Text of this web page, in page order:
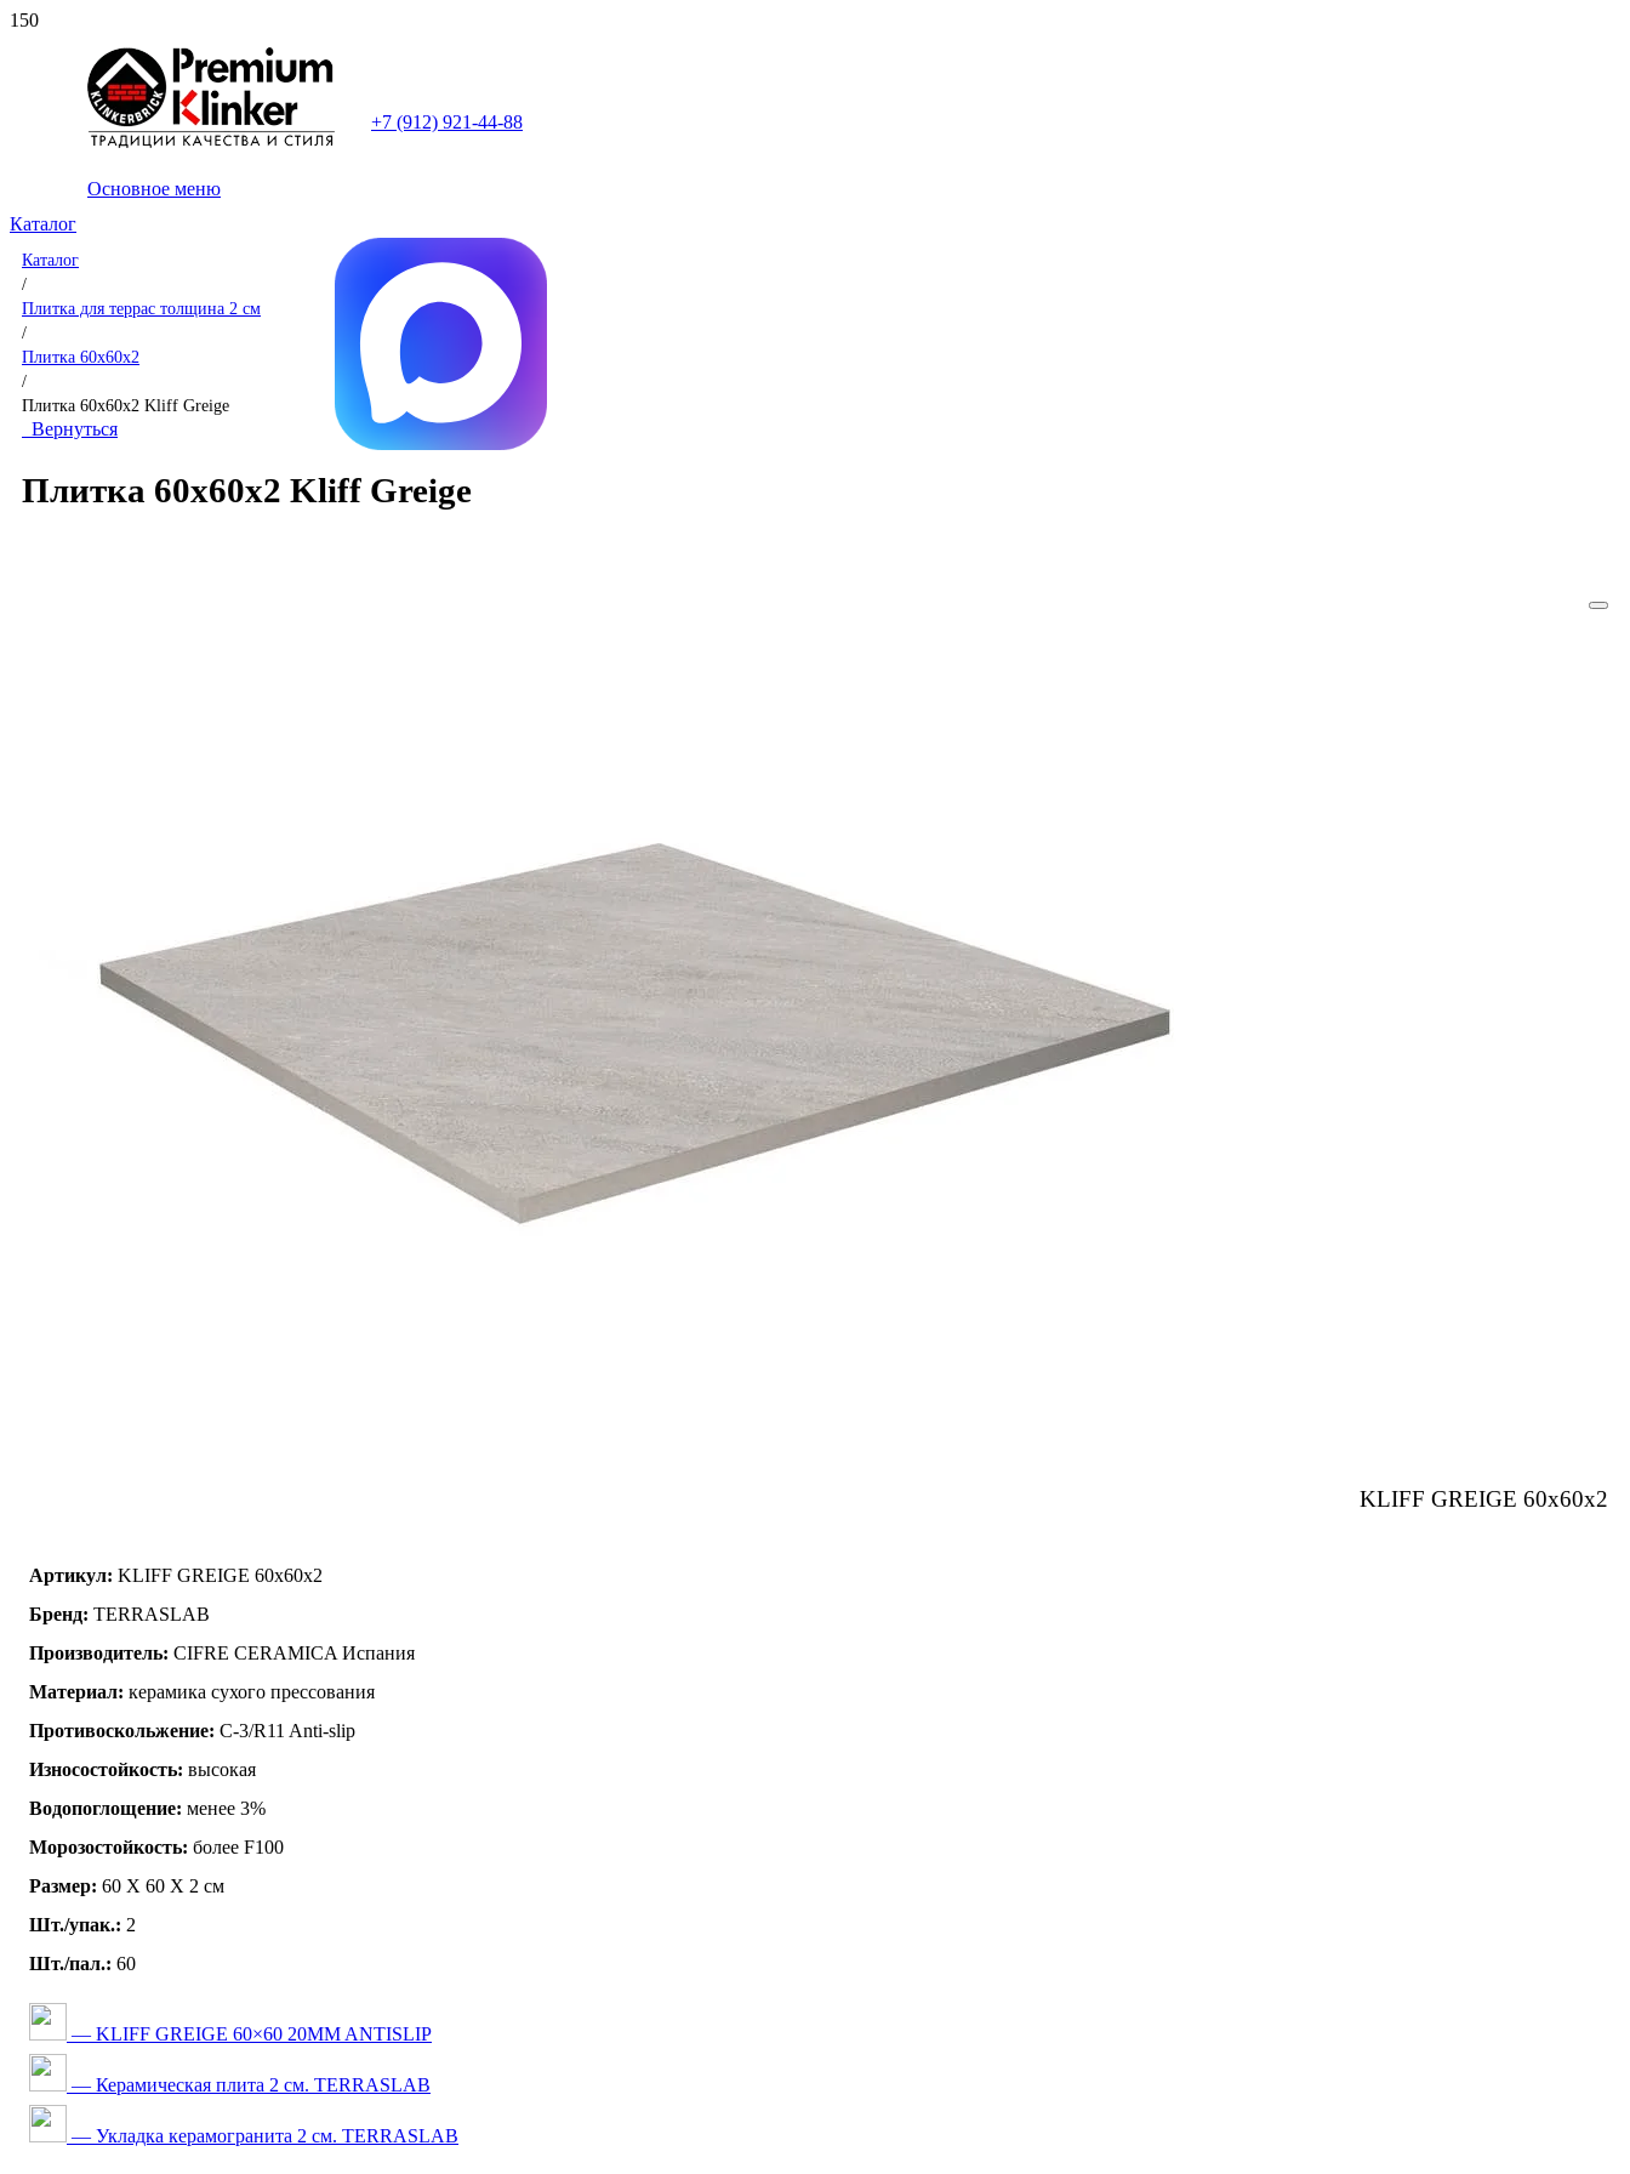
+7 (912) 921-44-88
Основное меню
Каталог
Каталог
/
Плитка для террас толщина 2 см
/
Плитка 60x60x2
/
Плитка 60x60x2 Kliff Greige
Вернуться
Плитка 60x60x2 Kliff Greige
KLIFF GREIGE 60x60x2
Артикул: KLIFF GREIGE 60x60x2
Бренд: TERRASLAB
Производитель: CIFRE CERAMICA Испания
Материал: керамика сухого прессования
Противоскольжение: C-3/R11 Anti-slip
Износостойкость: высокая
Водопоглощение: менее 3%
Морозостойкость: более F100
Размер: 60 Х 60 Х 2 см
Шт./упак.: 2
Шт./пал.: 60
— KLIFF GREIGE 60×60 20MM ANTISLIP
— Керамическая плита 2 см. TERRASLAB
— Укладка керамогранита 2 см. TERRASLAB